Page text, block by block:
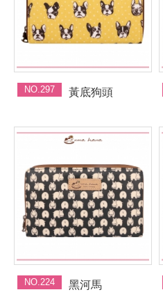
NO.297 黃底狗頭
NO.224 黑河馬